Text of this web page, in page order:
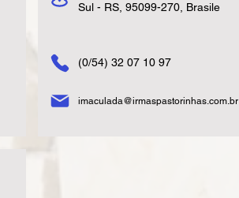
Sul - RS, 95099-270, Brasile
(0/54) 32 07 10 97
imaculada@irmaspastorinhas.com.br